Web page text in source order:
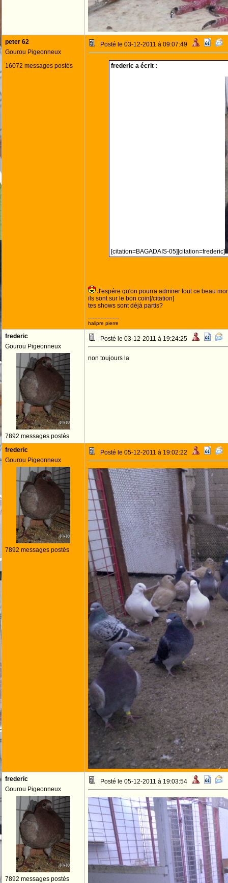
peter 62
Gourou Pigeonneux
16072 messages postés
Posté le 03-12-2011 à 09:07:49
frederic a écrit :
[citation=BAGADAIS-05][citation=frederic]
J'espére qu'on pourra admirer tout ce beau
ils sont sur le bon coin[/citation]
tes shows sont déjà partis?
--------------------
halipre pierre
frederic
Gourou Pigeonneux
7892 messages postés
Posté le 03-12-2011 à 19:24:25
non toujours la
frederic
Gourou Pigeonneux
7892 messages postés
Posté le 05-12-2011 à 19:02:22
frederic
Gourou Pigeonneux
7892 messages postés
Posté le 05-12-2011 à 19:03:54